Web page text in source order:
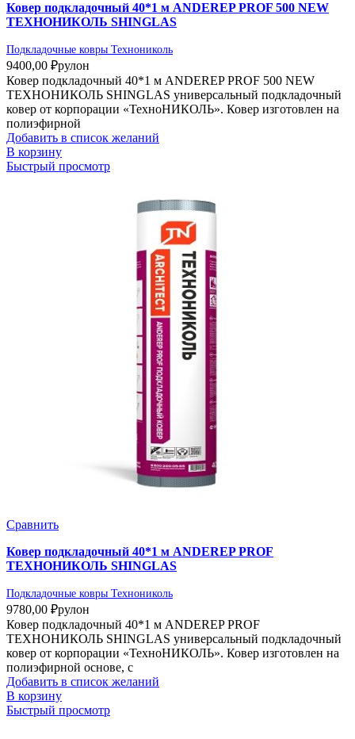
Ковер подкладочный 40*1 м ANDEREP PROF 500 NEW
ТЕХНОНИКОЛЬ SHINGLAS
Подкладочные ковры Технониколь
9400,00 ₽рулон
Ковер подкладочный 40*1 м ANDEREP PROF 500 NEW
ТЕХНОНИКОЛЬ SHINGLAS универсальный подкладочный
ковер от корпорации «ТехноНИКОЛЬ». Ковер изготовлен на
полиэфирной
Добавить в список желаний
В корзину
Быстрый просмотр
Сравнить
Ковер подкладочный 40*1 м ANDEREP PROF
ТЕХНОНИКОЛЬ SHINGLAS
Подкладочные ковры Технониколь
9780,00 ₽рулон
Ковер подкладочный 40*1 м ANDEREP PROF
ТЕХНОНИКОЛЬ SHINGLAS универсальный подкладочный
ковер от корпорации «ТехноНИКОЛЬ». Ковер изготовлен на
полиэфирной основе, с
Добавить в список желаний
В корзину
Быстрый просмотр